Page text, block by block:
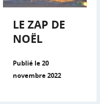
LE ZAP DE
NOËL
Publié le 20
novembre 2022